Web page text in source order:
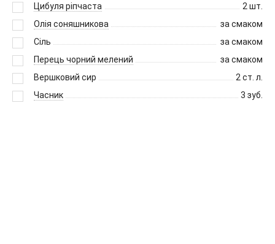
Цибуля ріпчаста
2 шт.
Олія соняшникова
за смаком
Сіль
за смаком
Перець чорний мелений
за смаком
Вершковий сир
2 ст. л.
Часник
3 зуб.